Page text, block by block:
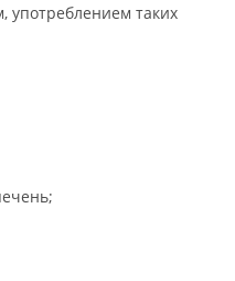
употреблением таких